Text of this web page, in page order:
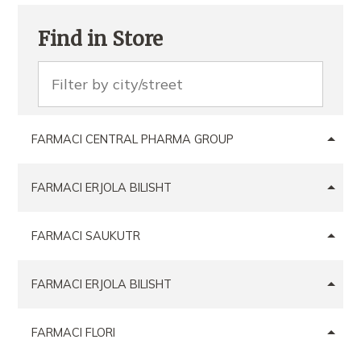
Find in Store
FARMACI CENTRAL PHARMA GROUP
FARMACI ERJOLA BILISHT
FARMACI SAUKUTR
FARMACI ERJOLA BILISHT
FARMACI FLORI